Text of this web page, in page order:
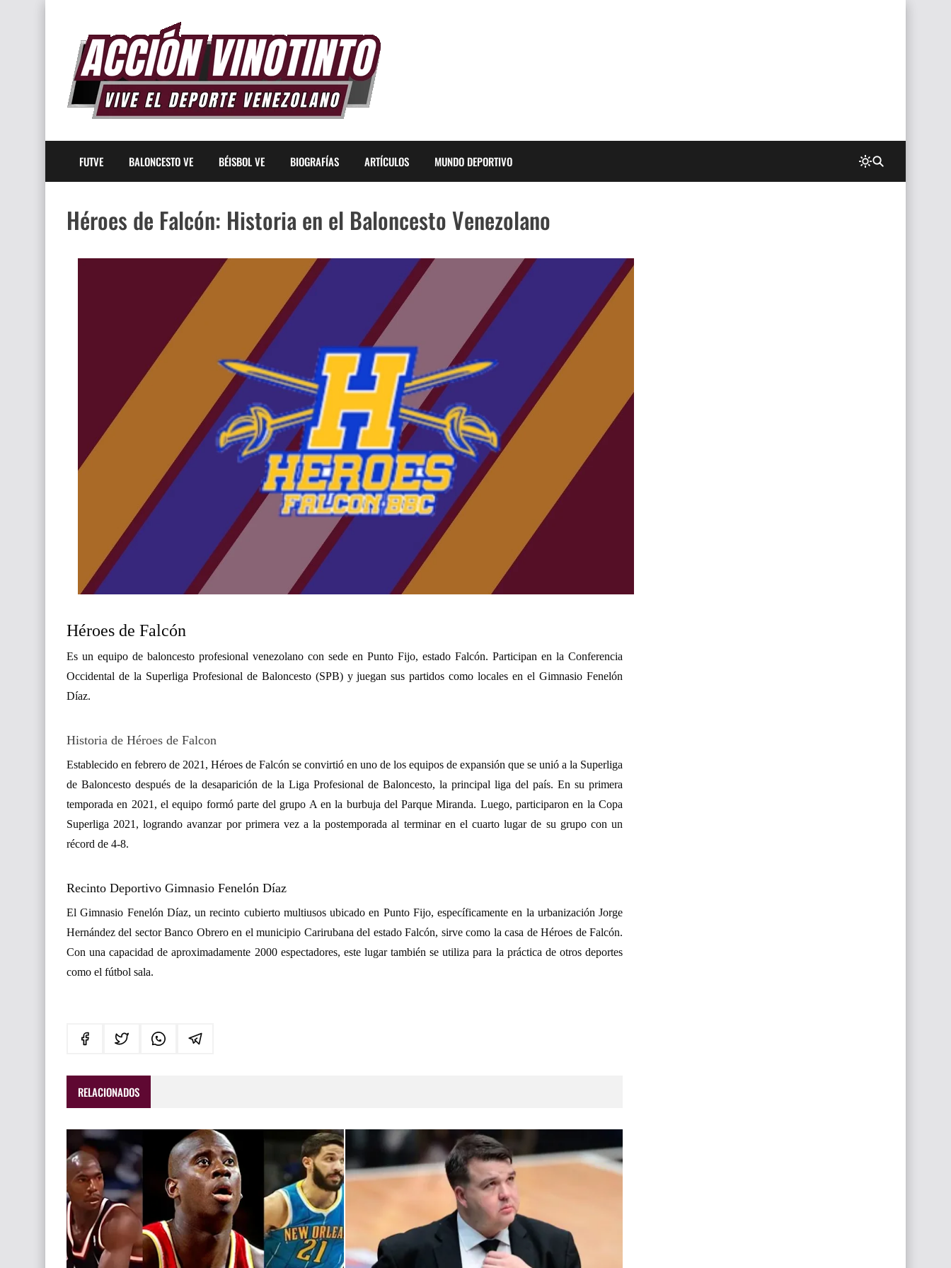
FUTVE BALONCESTO VE BÉISBOL VE BIOGRAFÍAS ARTÍCULOS MUNDO DEPORTIVO
Héroes de Falcón: Historia en el Baloncesto Venezolano
Héroes de Falcón
Es un equipo de baloncesto profesional venezolano con sede en Punto Fijo, estado Falcón. Participan en la Conferencia
Occidental de la Superliga Profesional de Baloncesto (SPB) y juegan sus partidos como locales en el Gimnasio Fenelón
Díaz.
Historia de Héroes de Falcon
Establecido en febrero de 2021, Héroes de Falcón se convirtió en uno de los equipos de expansión que se unió a la Superliga
de Baloncesto después de la desaparición de la Liga Profesional de Baloncesto, la principal liga del país. En su primera
temporada en 2021, el equipo formó parte del grupo A en la burbuja del Parque Miranda. Luego, participaron en la Copa
Superliga 2021, logrando avanzar por primera vez a la postemporada al terminar en el cuarto lugar de su grupo con un
récord de 4-8.
Recinto Deportivo Gimnasio Fenelón Díaz
El Gimnasio Fenelón Díaz, un recinto cubierto multiusos ubicado en Punto Fijo, específicamente en la urbanización Jorge
Hernández del sector Banco Obrero en el municipio Carirubana del estado Falcón, sirve como la casa de Héroes de Falcón.
Con una capacidad de aproximadamente 2000 espectadores, este lugar también se utiliza para la práctica de otros deportes
como el fútbol sala.
RELACIONADOS